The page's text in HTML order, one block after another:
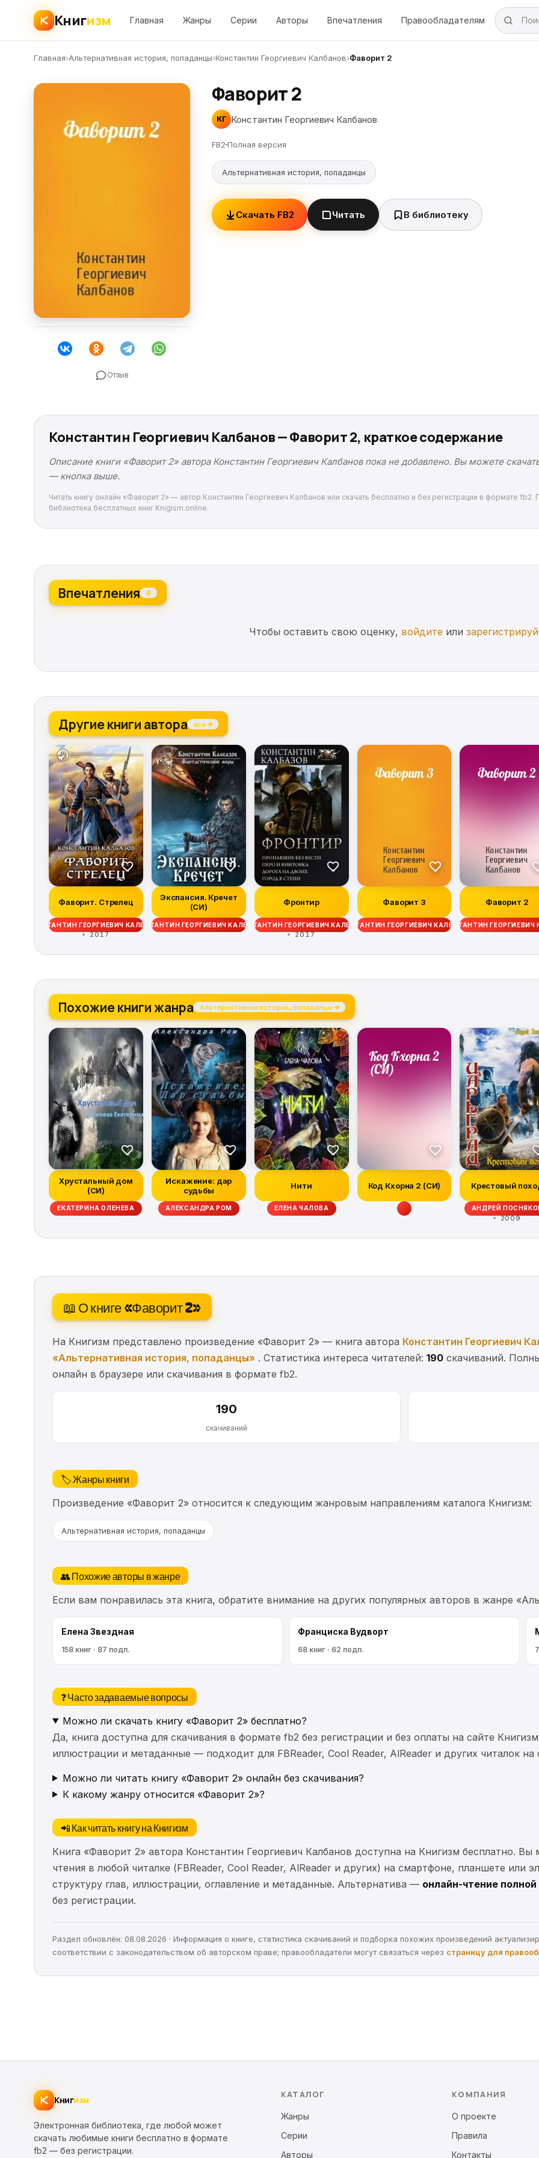
Книгизм Главная Жанры Серии Авторы Впечатления Правообладателям
Главная›Альтернативная история, попаданцы›Константин Георгиевич Калбанов›Фаворит 2
Отзыв
Фаворит 2
КГ Константин Георгиевич Калбанов
FB2 Полная версия
Альтернативная история, попаданцы
Скачать FB2 Читать В библиотеку
Константин Георгиевич Калбанов — Фаворит 2, краткое содержание
Описание книги «Фаворит 2» автора Константин Георгиевич Калбанов пока не добавлено. Вы можете
— кнопка выше.
Читать книгу онлайн «Фаворит 2» — автор Константин Георгиевич Калбанов или скачать бесплатно и без регистрации в формате
библиотека бесплатных книг Knigism.online.
Впечатления 0
Чтобы оставить свою оценку, войдите или
Другие книги автора все →
Фаворит. Стрелец
КОНСТАНТИН ГЕОРГИЕВИЧ КАЛБАНОВ
2017
Экспансия. Кречет
(СИ)
КОНСТАНТИН ГЕОРГИЕВИЧ КАЛБАНОВ
Фронтир
КОНСТАНТИН ГЕОРГИЕВИЧ КАЛБАНОВ
2017
Фаворит 3
КОНСТАНТИН ГЕОРГИЕВИЧ КАЛБАНОВ
Фаворит 2
КОНСТАНТИН ГЕОРГИЕВИЧ
Похожие книги жанра Альтернативная история, попаданцы →
Хрустальный дом
(СИ)
ЕКАТЕРИНА ОЛЕНЕВА
Искажение: дар
судьбы
АЛЕКСАНДРА РОМ
Нити
ЕЛЕНА ЧАЛОВА
Код Кхорна 2 (СИ) Крестовый
АНДРЕЙ
2009
📖 О книге «Фаворит 2»
На Книгизм представлено произведение «Фаворит 2» — книга автора Константин Георгиевич
«Альтернативная история, попаданцы» . Статистика интереса читателей: 190 скачиваний.
онлайн в браузере или скачивания в формате fb2.
190
скачиваний
🏷️ Жанры книги
Произведение «Фаворит 2» относится к следующим жанровым направлениям каталога Книгизм:
Альтернативная история, попаданцы
👥 Похожие авторы в жанре
Если вам понравилась эта книга, обратите внимание на других популярных авторов в жанре
Елена Звездная
158 книг · 87 подп.
Франциска Вудворт
68 книг · 62 подп.
❓ Часто задаваемые вопросы
Можно ли скачать книгу «Фаворит 2» бесплатно?
Да, книга доступна для скачивания в формате fb2 без регистрации и без оплаты на сайте
иллюстрации и метаданные — подходит для FBReader, Cool Reader, AlReader и других читалок
Можно ли читать книгу «Фаворит 2» онлайн без скачивания?
К какому жанру относится «Фаворит 2»?
📲 Как читать книгу на Книгизм
Книга «Фаворит 2» автора Константин Георгиевич Калбанов доступна на Книгизм бесплатно.
чтения в любой читалке (FBReader, Cool Reader, AlReader и других) на смартфоне, планшете или
структуру глав, иллюстрации, оглавление и метаданные. Альтернатива — онлайн-чтение
без регистрации.
Раздел обновлён: 08.08.2026 · Информация о книге, статистика скачиваний и подборка похожих произведений
соответствии с законодательством об авторском праве; правообладатели могут связаться через страницу для
Книгизм
Электронная библиотека, где любой может
скачать любимые книги бесплатно в формате
fb2 — без регистрации.
КАТАЛОГ
Жанры
Серии
Авторы
КОМПАНИЯ
О проекте
Правила
Контакты